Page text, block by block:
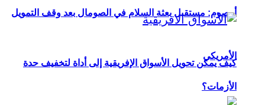
أوصوم: مستقبل بعثة السلام في الصومال بعد وقف التمويل
الأمريكي
كيف يمكن تحويل الأسواق الإفريقية إلى أداة لتخفيف حدة
الأزمات؟